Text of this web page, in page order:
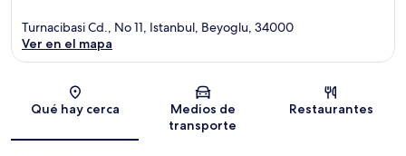
Sección del mapa
Turnacibasi Cd., No 11, Istanbul, Beyoglu, 34000
Ver en el mapa
Qué hay cerca
Medios de
transporte
Restaurantes